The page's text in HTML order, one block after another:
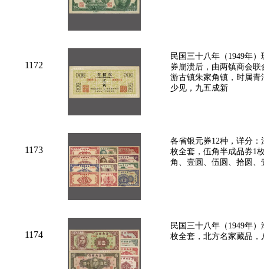
1172
民国三十八年（1949年
券崩溃后，由两镇商会
游古镇朱家角镇，时属
少见，九五成新
1173
各省银元券12种，详分
枚全套，伍角半成品券1
角、壹圆、伍圆、拾圆
1174
民国三十八年（1949年
枚全套，北方名家藏品